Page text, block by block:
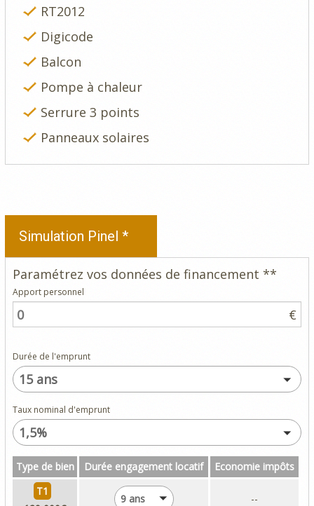
RT2012
Digicode
Balcon
Pompe à chaleur
Serrure 3 points
Panneaux solaires
Simulation Pinel *
Paramétrez vos données de financement **
Apport personnel
€
Durée de l'emprunt
15 ans
Taux nominal d'emprunt
1,5%
Type de bien Durée engagement locatif
Economie impôts
T1
9 ans --